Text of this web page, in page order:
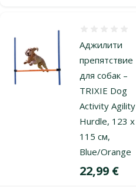
Аджилити
препятствие
для собак –
TRIXIE Dog
Activity Agility
Hurdle, 123 x
115 см,
Blue/Orange
Цена
22,99 €